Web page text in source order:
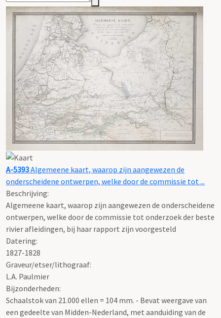
A-5393Algemeene kaart, waarop zijn aangewezen de
onderscheidene ontwerpen, welke door de commissie tot ...
Beschrijving:
Algemeene kaart, waarop zijn aangewezen de onderscheidene
ontwerpen, welke door de commissie tot onderzoek der beste
rivier afleidingen, bij haar rapport zijn voorgesteld
Datering:
1827-1828
Graveur/etser/lithograaf:
L.A. Paulmier
Bijzonderheden:
Schaalstok van 21.000 ellen = 104 mm. - Bevat weergave van
een gedeelte van Midden-Nederland, met aanduiding van de